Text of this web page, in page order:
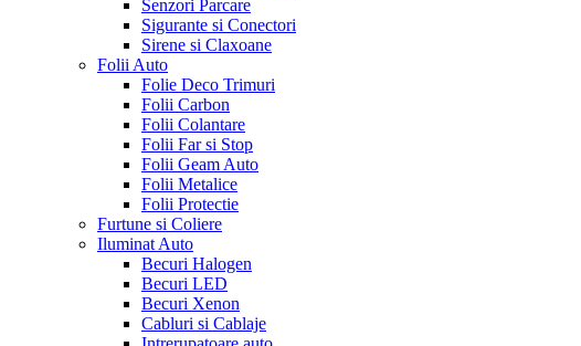
Senzori Parcare
Sigurante si Conectori
Sirene si Claxoane
Folii Auto
Folie Deco Trimuri
Folii Carbon
Folii Colantare
Folii Far si Stop
Folii Geam Auto
Folii Metalice
Folii Protectie
Furtune si Coliere
Iluminat Auto
Becuri Halogen
Becuri LED
Becuri Xenon
Cabluri si Cablaje